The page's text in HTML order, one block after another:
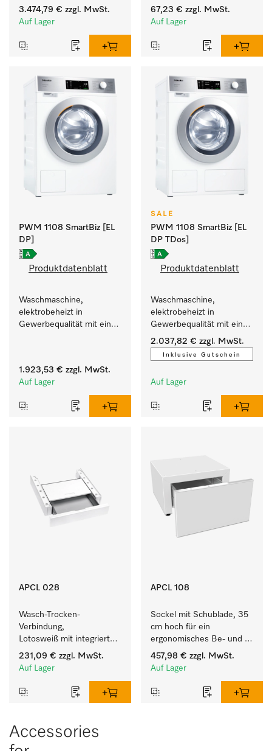
geringem
Energieverbrauch und
Füllgewicht 8 kg.
3.474,79 € zzgl. MwSt.
Auf Lager
67,23 € zzgl. MwSt.
Auf Lager
PWM 1108 SmartBiz [EL
DP]
Produktdatenblatt
Waschmaschine,
elektrobeheizt in
Gewerbequalität mit einer
1.923,53 € zzgl. MwSt.
Auf Lager
SALE
PWM 1108 SmartBiz [EL
DP TDos]
Produktdatenblatt
Waschmaschine,
elektrobeheizt in
Gewerbequalität mit einer
Laufzeit von 79 min,
automatische Dosierung.
2.037,82 € zzgl. MwSt.
Inklusive Gutschein
Auf Lager
APCL 028
Wasch-Trocken-
Verbindung,
Lotosweiß mit integrierter
Schublade für eine
besonders komfortable
231,09 € zzgl. MwSt.
Auf Lager
APCL 108
Sockel mit Schublade, 35
cm hoch für ein
ergonomisches Be- und
Entladen von
Waschmaschine und
457,98 € zzgl. MwSt.
Auf Lager
Accessories